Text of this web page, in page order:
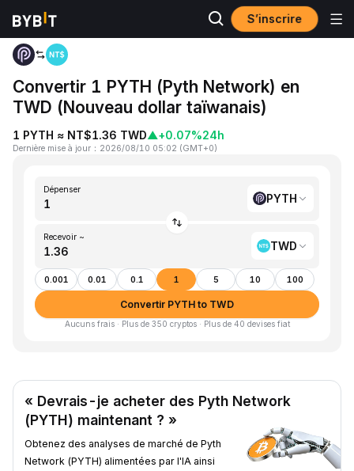
S’inscrire
Accueil
Convertir 1 PYTH (Pyth Network) en
TWD (Nouveau dollar taïwanais)
1 PYTH ≈ NT$1.36 TWD▲+0.07%24h
Dernière mise à jour ： 2026/08/10 05:02 (GMT+0)
Dépenser
PYTH
Recevoir ~
TWD
0.001 0.01 0.1 1 5 10 100
Convertir PYTH to TWD
Aucuns frais · Plus de 350 cryptos · Plus de 40 devises fiat
« Devrais-je acheter des Pyth Network
(PYTH) maintenant ? »
Obtenez des analyses de marché de Pyth
Network (PYTH) alimentées par l'IA ainsi